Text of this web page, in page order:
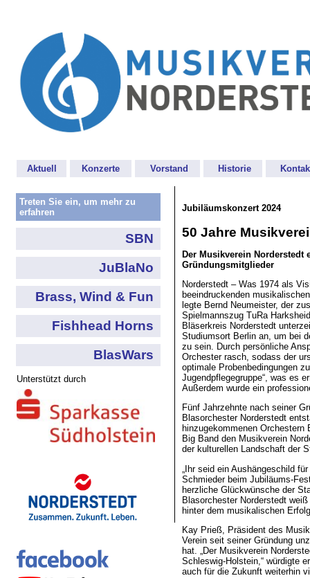
Aktuell Konzerte Vorstand Historie
Treten Sie ein, um mehr zu
erfahren
SBN
JuBlaNo
Brass, Wind & Fun
Fishhead Horns
BlasWars
Unterstützt durch
Jubiläumskonzert 2024
50 Jahre
Der Musikverein Norderstedt
Gründungsmitglieder
Norderstedt – Was 1974 als
beeindruckenden
legte Bernd Neumeister, der
Spielmannszug TuRa
Bläserkreis Norderstedt
Studiumsort Berlin an, um bei
zu sein. Durch persönliche
Orchester rasch, sodass der
optimale Probenbedingungen
Jugendpflegegruppe“, was es
Außerdem wurde ein
Fünf Jahrzehnte nach seiner
Blasorchester Norderstedt
hinzugekommenen
Big Band den Musikverein
der kulturellen Landschaft der
„Ihr seid ein Aushängeschild
Schmieder beim Jubiläums-
herzliche Glückwünsche der
Blasorchester Norderstedt
hinter dem musikalischen
Kay Prieß, Präsident des
Verein seit seiner Gründung
hat. „Der Musikverein
Schleswig-Holstein,“ würdigte
auch für die Zukunft weiterhin